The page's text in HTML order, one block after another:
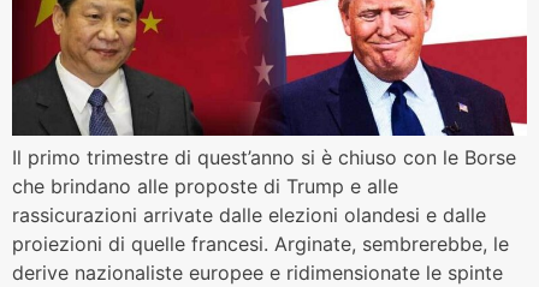
Il primo trimestre di quest’anno si è chiuso con le Borse
che brindano alle proposte di Trump e alle
rassicurazioni arrivate dalle elezioni olandesi e dalle
proiezioni di quelle francesi. Arginate, sembrerebbe, le
derive nazionaliste europee e ridimensionate le spinte